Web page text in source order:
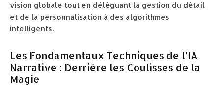
vision globale tout en déléguant la gestion du détail
et de la personnalisation à des algorithmes
intelligents.
Les Fondamentaux Techniques de l’IA
Narrative : Derrière les Coulisses de la
Magie